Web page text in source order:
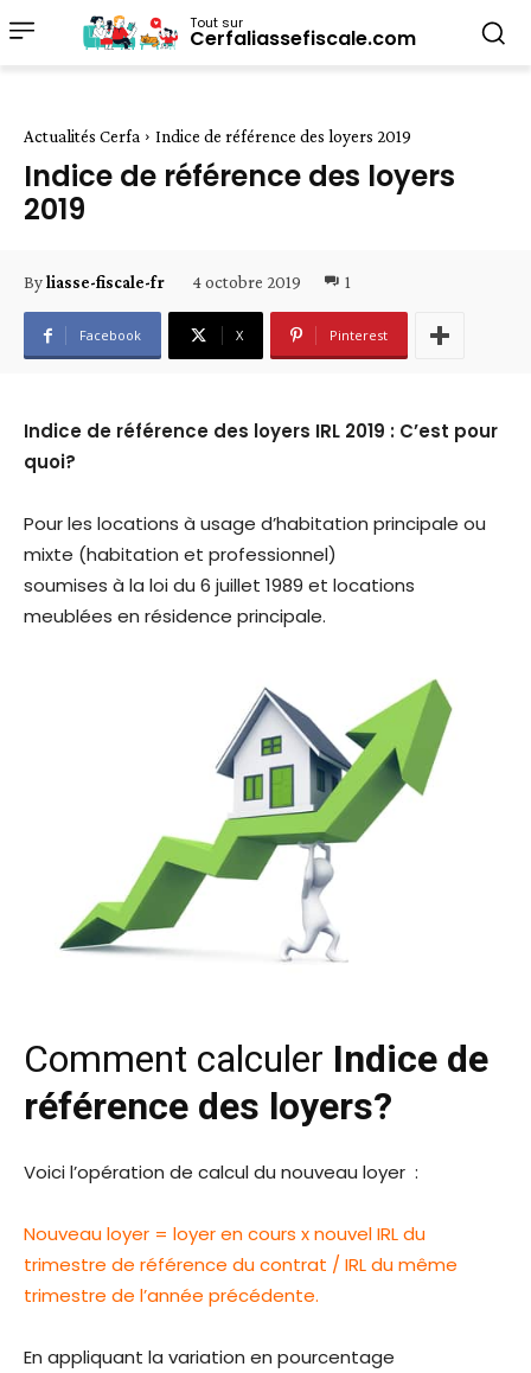
Tout sur
Cerfaliassefiscale.com
Actualités Cerfa Indice de référence des loyers 2019
Indice de référence des loyers
2019
Byliasse-fiscale-fr 4 octobre 2019 1
Facebook X Pinterest
Indice de référence des loyers IRL 2019 : C’est pour
quoi?
Pour les locations à usage d’habitation principale ou
mixte (habitation et professionnel)
soumises à la loi du 6 juillet 1989 et locations
meublées en résidence principale.
Comment calculer Indice de
référence des loyers?
Voici l’opération de calcul du nouveau loyer :
Nouveau loyer = loyer en cours x nouvel IRL du
trimestre de référence du contrat / IRL du même
trimestre de l’année précédente.
En appliquant la variation en pourcentage